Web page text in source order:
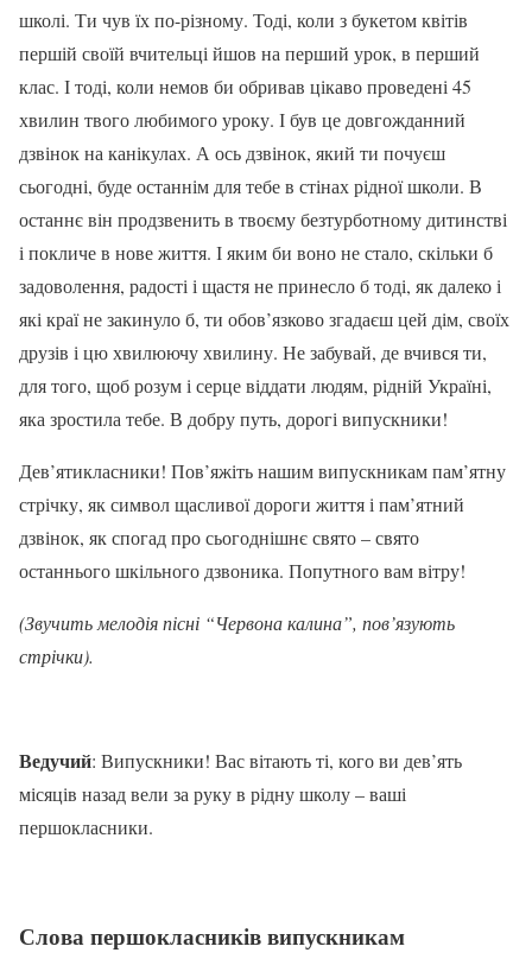
школі. Ти чув їх по-різному. Тоді, коли з букетом квітів
першій своїй вчительці йшов на перший урок, в перший
клас. І тоді, коли немов би обривав цікаво проведені 45
хвилин твого любимого уроку. І був це довгожданний
дзвінок на канікулах. А ось дзвінок, який ти почуєш
сьогодні, буде останнім для тебе в стінах рідної школи. В
останнє він продзвенить в твоєму безтурботному дитинстві
і покличе в нове життя. І яким би воно не стало, скільки б
задоволення, радості і щастя не принесло б тоді, як далеко і
які краї не закинуло б, ти обов’язково згадаєш цей дім, своїх
друзів і цю хвилюючу хвилину. Не забувай, де вчився ти,
для того, щоб розум і серце віддати людям, рідній Україні,
яка зростила тебе. В добру путь, дорогі випускники!
Дев’ятикласники! Пов’яжіть нашим випускникам пам’ятну
стрічку, як символ щасливої дороги життя і пам’ятний
дзвінок, як спогад про сьогоднішнє свято – свято
останнього шкільного дзвоника. Попутного вам вітру!
(Звучить мелодія пісні “Червона калина”, пов’язують
стрічки).
Ведучий: Випускники! Вас вітають ті, кого ви дев’ять
місяців назад вели за руку в рідну школу – ваші
першокласники.
Слова першокласників випускникам